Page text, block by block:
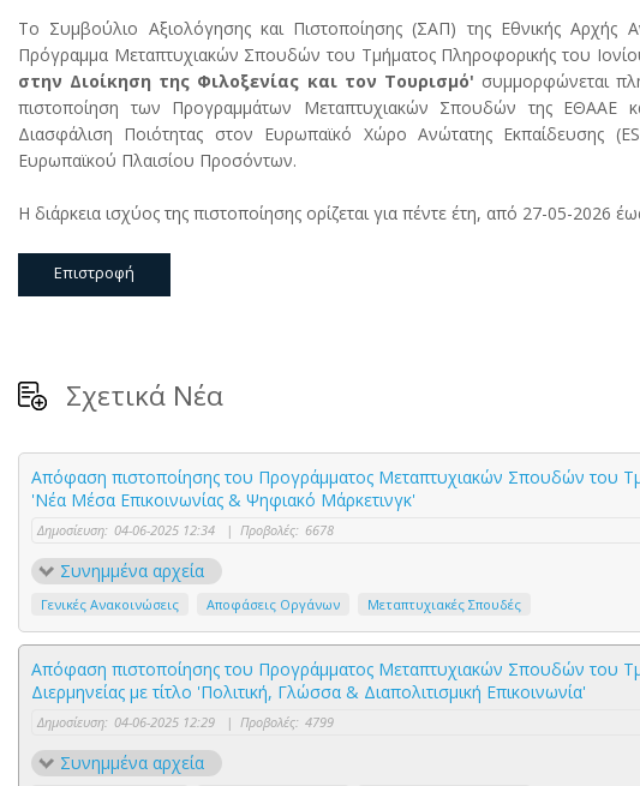
Το Συμβούλιο Αξιολόγησης και Πιστοποίησης (ΣΑΠ) της Εθνικής Αρχής
Πρόγραμμα Μεταπτυχιακών Σπουδών του Τμήματος Πληροφορικής του
στην Διοίκηση της Φιλοξενίας και τον Τουρισμό' συμμορφώνεται
πιστοποίηση των Προγραμμάτων Μεταπτυχιακών Σπουδών της ΕΘΑΑΕ
Διασφάλιση Ποιότητας στον Ευρωπαϊκό Χώρο Ανώτατης Εκπαίδευσης
Ευρωπαϊκού Πλαισίου Προσόντων.
Η διάρκεια ισχύος της πιστοποίησης ορίζεται για πέντε έτη, από 27-05-2026
Επιστροφή
Σχετικά Νέα
Απόφαση πιστοποίησης του Προγράμματος Μεταπτυχιακών Σπουδών του
'Νέα Μέσα Επικοινωνίας & Ψηφιακό Μάρκετινγκ'
Δημοσίευση: 04-06-2025 12:34 | Προβολές: 6678
Συνημμένα αρχεία
Γενικές Ανακοινώσεις Αποφάσεις Οργάνων Μεταπτυχιακές Σπουδές
Απόφαση πιστοποίησης του Προγράμματος Μεταπτυχιακών Σπουδών του
Διερμηνείας με τίτλο 'Πολιτική, Γλώσσα & Διαπολιτισμική Επικοινωνία'
Δημοσίευση: 04-06-2025 12:29 | Προβολές: 4799
Συνημμένα αρχεία